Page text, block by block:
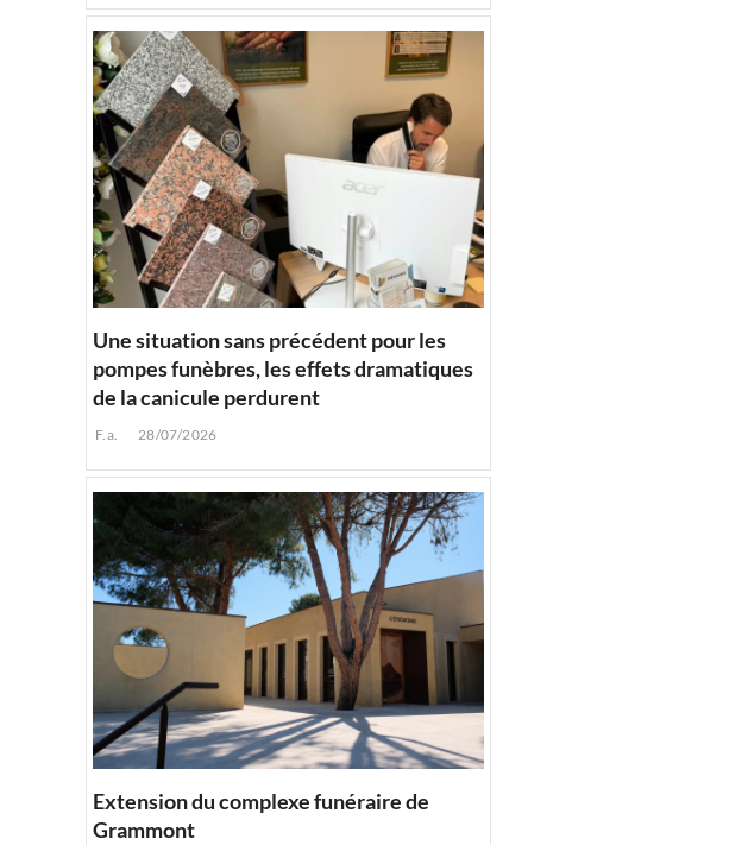
Une situation sans précédent pour les
pompes funèbres, les effets dramatiques
de la canicule perdurent
F.a. 28/07/2026
Extension du complexe funéraire de
Grammont